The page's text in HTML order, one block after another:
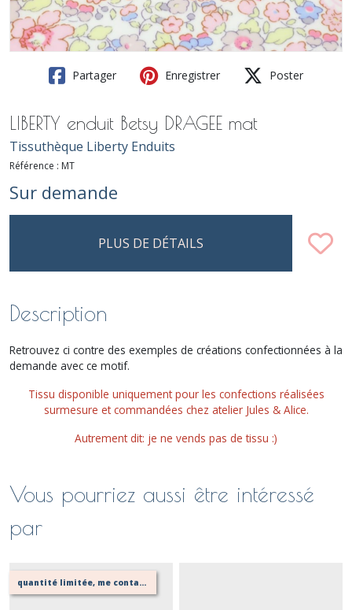
Partager Enregistrer Poster
LIBERTY enduit Betsy DRAGEE mat
Tissuthèque Liberty Enduits
Référence : MT
Sur demande
PLUS DE DÉTAILS
Description
Retrouvez ci contre des exemples de créations confectionnées à la
demande avec ce motif.
Tissu disponible uniquement pour les confections réalisées
surmesure et commandées chez atelier Jules & Alice.
Autrement dit: je ne vends pas de tissu :)
Vous pourriez aussi être intéressé
par
quantité limitée, me contacter pour vérifier possibilité de votre confection